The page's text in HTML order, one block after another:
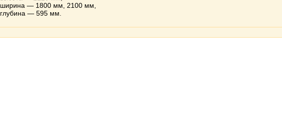
ширина — 1800 мм, 2100 мм,
глубина — 595 мм.